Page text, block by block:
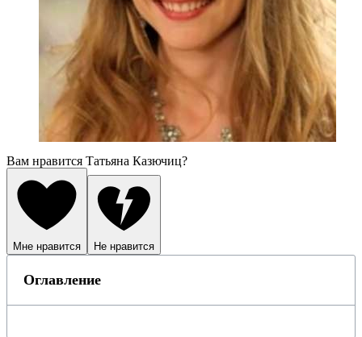
Вам нравится Татьяна Казючиц?
Мне нравится Не нравится
Оглавление